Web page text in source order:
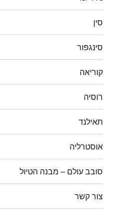
סין
סינגפור
קוריאה
רוסיה
תאילנד
אוסטרליה
סובב עולם – מבנה הטיול
צור קשר